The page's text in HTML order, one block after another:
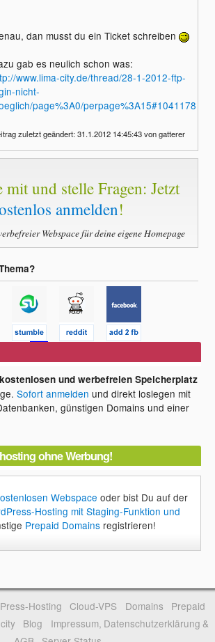
neuen Sachverhalt verstanden und nicht
Zugangsdaten einsehen willst, schreibe ein
Supportticket". Nur damit ich das richtig
verstehe: Wenn dieser besagte,
unglücklich formulierte Text erscheint muss
webdesignerin
dan musst du ein Ticket schreiben
gab es neulich schon was:
www.lima-city.de/thread/28-1-2012-ftp-
nicht-
page%3A0/perpage%3A15#1041178
zuletzt geändert: 31.1.2012 14:45:43 von gatterer
und stelle Fragen: Jetzt
anmelden!
Webspace für deine eigene Homepage
kostenlosen und werbefreien Speicherplatz
Sofort anmelden und direkt loslegen mit
günstigen Domains und einer
ohne Werbung!
Webspace oder bist Du auf der
Hosting mit Staging-Funktion und
Prepaid Domains registrieren!
Hosting Cloud-VPS Domains
Prepaid
Blog
Impressum, Datenschutzerklärung &